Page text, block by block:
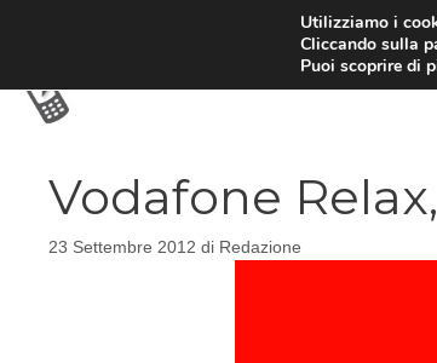
Vodafone
23 Settembre 2012 di Redazione
Utilizziamo i
Cliccando sulla
Puoi scoprire di